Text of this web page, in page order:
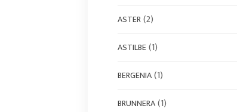
ASTER(2)
ASTILBE(1)
BERGENIA(1)
BRUNNERA(1)